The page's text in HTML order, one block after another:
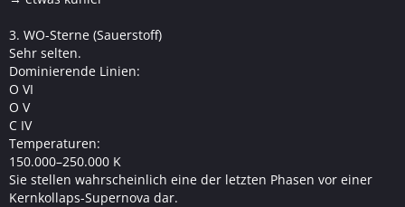
3. WO-Sterne (Sauerstoff)
Sehr selten.
Dominierende Linien:
O VI
O V
C IV
Temperaturen:
150.000–250.000 K
Sie stellen wahrscheinlich eine der letzten Phasen vor einer
Kernkollaps-Supernova dar.